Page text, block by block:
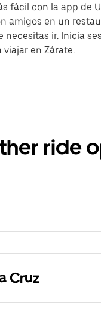
fácil con la app de
amigos en un
necesitas ir. Inicia
en Zárate.
ride
Cruz